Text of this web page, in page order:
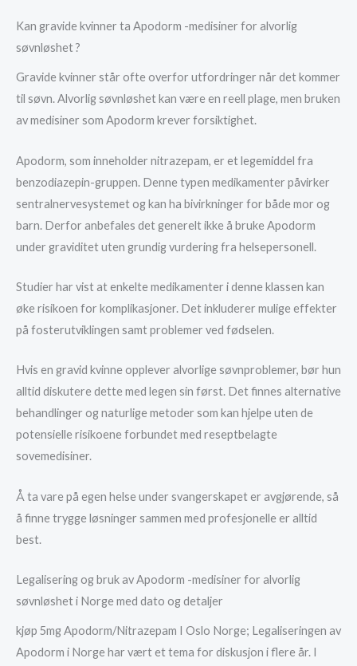
Kan gravide kvinner ta Apodorm -medisiner for alvorlig
søvnløshet ?
Gravide kvinner står ofte overfor utfordringer når det kommer
til søvn. Alvorlig søvnløshet kan være en reell plage, men bruken
av medisiner som Apodorm krever forsiktighet.
Apodorm, som inneholder nitrazepam, er et legemiddel fra
benzodiazepin-gruppen. Denne typen medikamenter påvirker
sentralnervesystemet og kan ha bivirkninger for både mor og
barn. Derfor anbefales det generelt ikke å bruke Apodorm
under graviditet uten grundig vurdering fra helsepersonell.
Studier har vist at enkelte medikamenter i denne klassen kan
øke risikoen for komplikasjoner. Det inkluderer mulige effekter
på fosterutviklingen samt problemer ved fødselen.
Hvis en gravid kvinne opplever alvorlige søvnproblemer, bør hun
alltid diskutere dette med legen sin først. Det finnes alternative
behandlinger og naturlige metoder som kan hjelpe uten de
potensielle risikoene forbundet med reseptbelagte
sovemedisiner.
Å ta vare på egen helse under svangerskapet er avgjørende, så
å finne trygge løsninger sammen med profesjonelle er alltid
best.
Legalisering og bruk av Apodorm -medisiner for alvorlig
søvnløshet i Norge med dato og detaljer
kjøp 5mg Apodorm/Nitrazepam I Oslo Norge; Legaliseringen av
Apodorm i Norge har vært et tema for diskusjon i flere år. I